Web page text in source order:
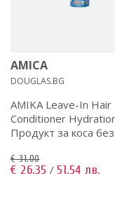
AMICA
DOUGLAS.BG
AMIKA Leave-In Hair
Conditioner
Продукт за коса без
€ 31.00
€ 26.35 / 51.54 лв.